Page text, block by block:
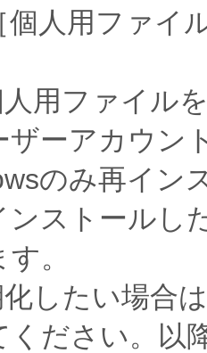
個人用ファイ
用ファイル
ザーアカウン
のみ再イン
ンストールし
。
したい場合
ください。以